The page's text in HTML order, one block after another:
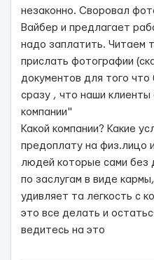
незаконно. Своровал
Вайбер и предлагает
надо заплатить. Читаем
прислать фотографии
документов для того
сразу , что наши клиенты
компании"
Какой компании? Какие
предоплату на физ.лицо
людей которые сами без
по заслугам в виде
удивляет та легкость с
это все делать и
ведитесь на это